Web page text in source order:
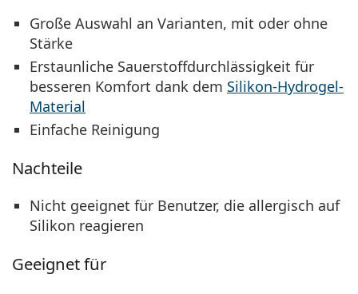
Große Auswahl an Varianten, mit oder ohne
Stärke
Erstaunliche Sauerstoffdurchlässigkeit für
besseren Komfort dank dem Silikon-Hydrogel-
Material
Einfache Reinigung
Nachteile
Nicht geeignet für Benutzer, die allergisch auf
Silikon reagieren
Geeignet für